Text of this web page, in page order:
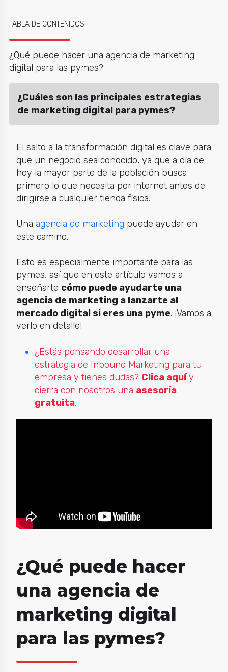
TABLA DE CONTENIDOS
¿Qué puede hacer una agencia de marketing
digital para las pymes?
¿Cuáles son las principales estrategias
de marketing digital para pymes?
El salto a la transformación digital es clave para
que un negocio sea conocido, ya que a día de
hoy la mayor parte de la población busca
primero lo que necesita por internet antes de
dirigirse a cualquier tienda física.
Una agencia de marketing puede ayudar en
este camino.
Esto es especialmente importante para las
pymes, así que en este artículo vamos a
enseñarte cómo puede ayudarte una
agencia de marketing a lanzarte al
mercado digital si eres una pyme. ¡Vamos a
verlo en detalle!
¿Estás pensando desarrollar una
estrategia de Inbound Marketing para tu
empresa y tienes dudas? Clica aquíy
cierra con nosotros una asesoría
gratuita.
¿Qué puede hacer
una agencia de
marketing digital
para las pymes?